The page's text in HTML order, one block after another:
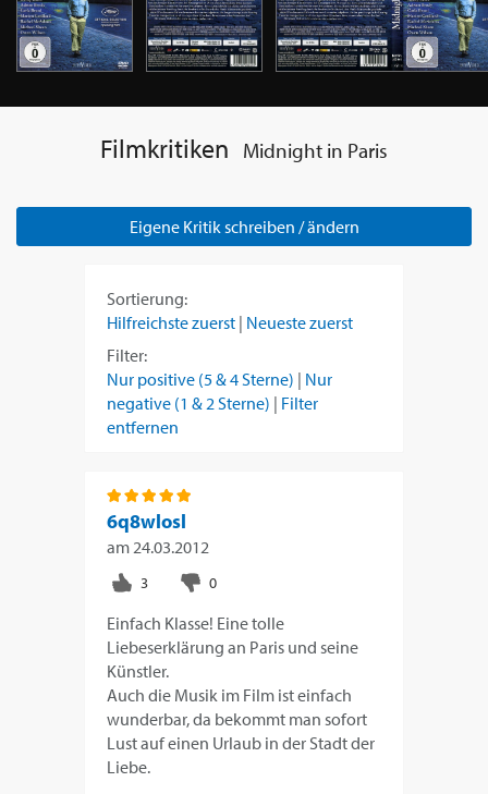
Filmkritiken Midnight in Paris
Eigene Kritik schreiben / ändern
Sortierung:
Hilfreichste zuerst | Neueste zuerst
Filter:
Nur positive (5 & 4 Sterne) | Nur
negative (1 & 2 Sterne) | Filter
entfernen
6q8wlosl
am 24.03.2012
Einfach Klasse! Eine tolle
Liebeserklärung an Paris und seine
Künstler.
Auch die Musik im Film ist einfach
wunderbar, da bekommt man sofort
Lust auf einen Urlaub in der Stadt der
Liebe.